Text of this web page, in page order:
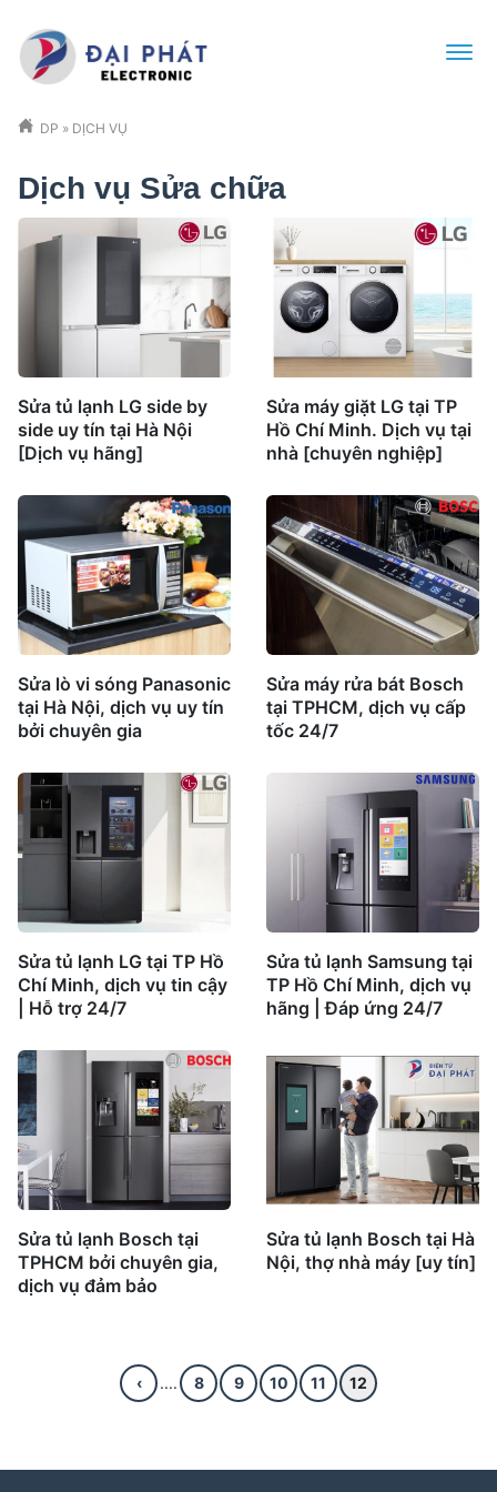
DP » DỊCH VỤ
Dịch vụ Sửa chữa
Sửa tủ lạnh LG side by
side uy tín tại Hà Nội
[Dịch vụ hãng]
Sửa máy giặt LG tại TP
Hồ Chí Minh. Dịch vụ tại
nhà [chuyên nghiệp]
Sửa lò vi sóng Panasonic
tại Hà Nội, dịch vụ uy tín
bởi chuyên gia
Sửa máy rửa bát Bosch
tại TPHCM, dịch vụ cấp
tốc 24/7
Sửa tủ lạnh LG tại TP Hồ
Chí Minh, dịch vụ tin cậy
| Hỗ trợ 24/7
Sửa tủ lạnh Samsung tại
TP Hồ Chí Minh, dịch vụ
hãng | Đáp ứng 24/7
Sửa tủ lạnh Bosch tại
TPHCM bởi chuyên gia,
dịch vụ đảm bảo
Sửa tủ lạnh Bosch tại Hà
Nội, thợ nhà máy [uy tín]
‹ .... 8 9 10 11 12